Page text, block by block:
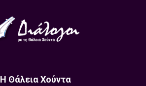
Η Θάλεια Χούντα